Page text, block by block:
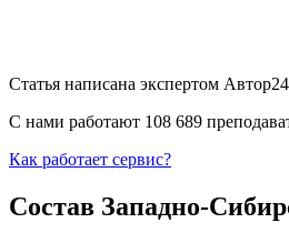
Статья написана экспертом Автор24
С нами работают 108 689
Как работает сервис?
Состав Западно-